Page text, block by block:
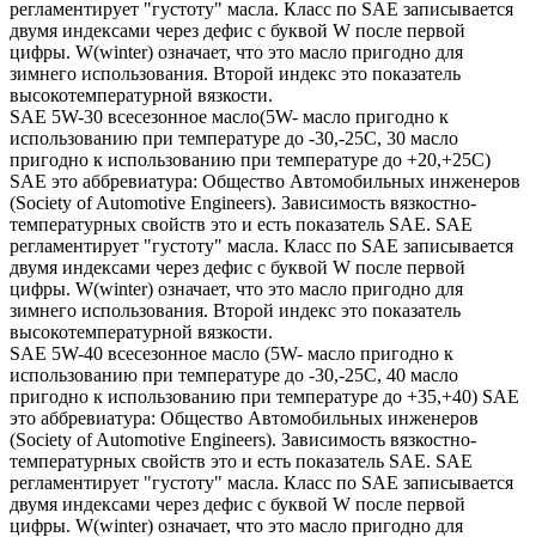
регламентирует "густоту" масла. Класс по SAE записывается
двумя индексами через дефис с буквой W после первой
цифры. W(winter) означает, что это масло пригодно для
зимнего использования. Второй индекс это показатель
высокотемпературной вязкости.
SAE 5W-30 всесезонное масло(5W- масло пригодно к
использованию при температуре до -30,-25С, 30 масло
пригодно к использованию при температуре до +20,+25С)
SAE это аббревиатура: Общество Автомобильных инженеров
(Society of Automotive Engineers). Зависимость вязкостно-
температурных свойств это и есть показатель SAE. SAE
регламентирует "густоту" масла. Класс по SAE записывается
двумя индексами через дефис с буквой W после первой
цифры. W(winter) означает, что это масло пригодно для
зимнего использования. Второй индекс это показатель
высокотемпературной вязкости.
SAE 5W-40 всесезонное масло (5W- масло пригодно к
использованию при температуре до -30,-25С, 40 масло
пригодно к использованию при температуре до +35,+40) SAE
это аббревиатура: Общество Автомобильных инженеров
(Society of Automotive Engineers). Зависимость вязкостно-
температурных свойств это и есть показатель SAE. SAE
регламентирует "густоту" масла. Класс по SAE записывается
двумя индексами через дефис с буквой W после первой
цифры. W(winter) означает, что это масло пригодно для